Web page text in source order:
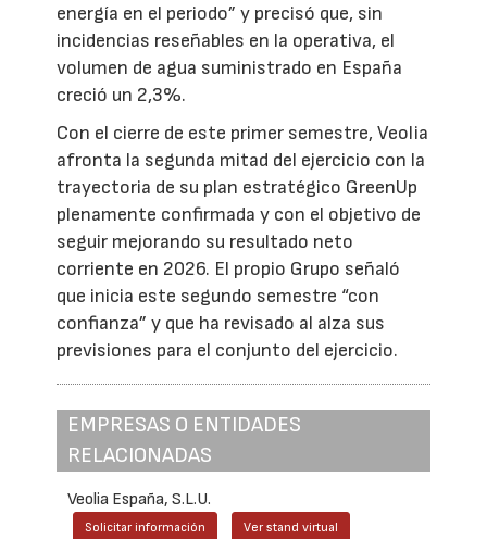
energía en el periodo” y precisó que, sin
incidencias reseñables en la operativa, el
volumen de agua suministrado en España
creció un 2,3%.
Con el cierre de este primer semestre, Veolia
afronta la segunda mitad del ejercicio con la
trayectoria de su plan estratégico GreenUp
plenamente confirmada y con el objetivo de
seguir mejorando su resultado neto
corriente en 2026. El propio Grupo señaló
que inicia este segundo semestre “con
confianza” y que ha revisado al alza sus
previsiones para el conjunto del ejercicio.
EMPRESAS O ENTIDADES
RELACIONADAS
Veolia España, S.L.U.
Solicitar información Ver stand virtual